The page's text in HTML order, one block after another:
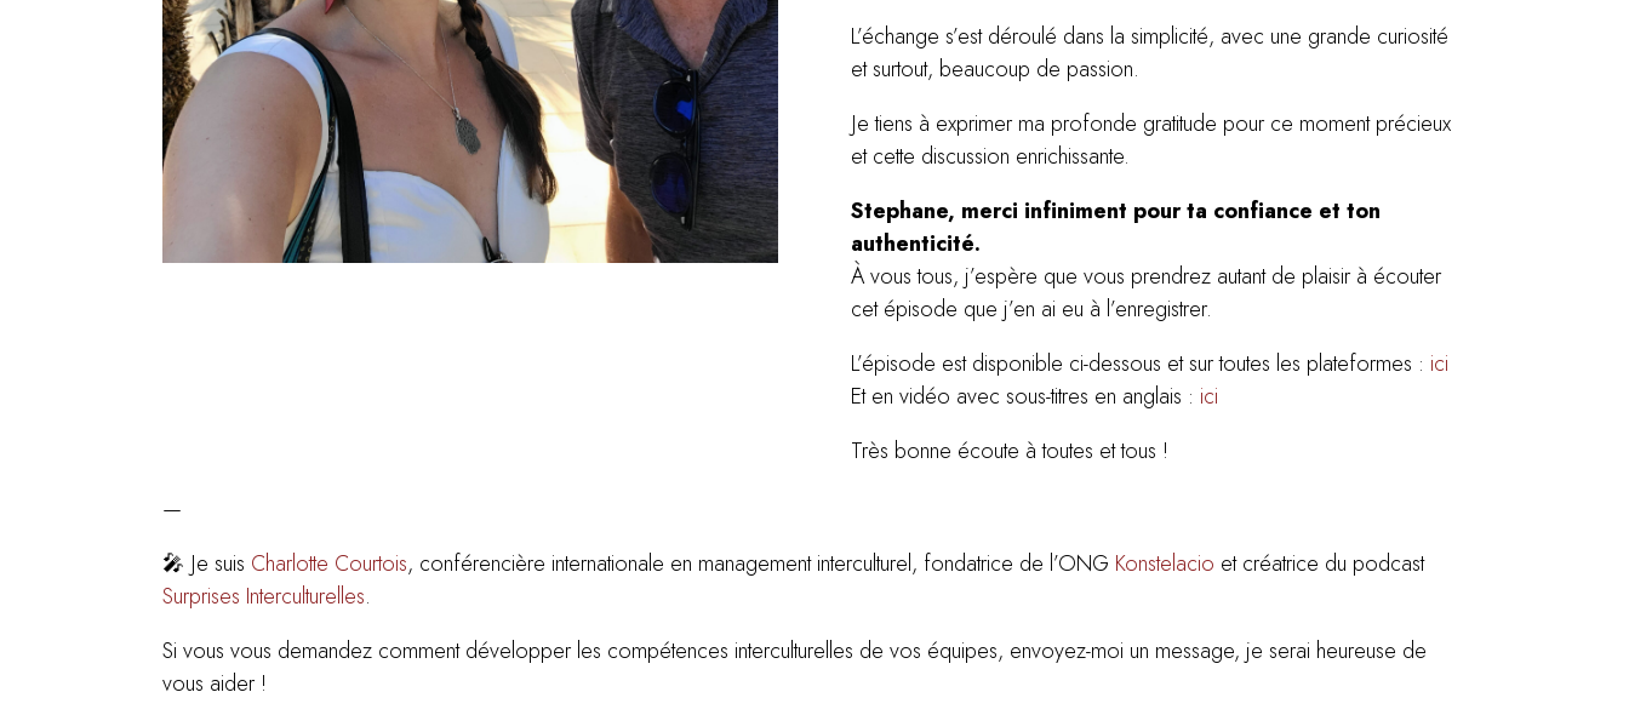
L’échange s’est déroulé dans la simplicité, avec une grande curiosité
et surtout, beaucoup de passion.
Je tiens à exprimer ma profonde gratitude pour ce moment précieux
et cette discussion enrichissante.
Stephane, merci infiniment pour ta confiance et ton
authenticité.
À vous tous, j’espère que vous prendrez autant de plaisir à écouter
cet épisode que j’en ai eu à l’enregistrer.
L’épisode est disponible ci-dessous et sur toutes les plateformes : ici
Et en vidéo avec sous-titres en anglais : ici
Très bonne écoute à toutes et tous !
—
🎤 Je suis Charlotte Courtois, conférencière internationale en management interculturel, fondatrice de l’ONG Konstelacio et créatrice du podcast
Surprises Interculturelles.
Si vous vous demandez comment développer les compétences interculturelles de vos équipes, envoyez-moi un message, je serai heureuse de
vous aider !